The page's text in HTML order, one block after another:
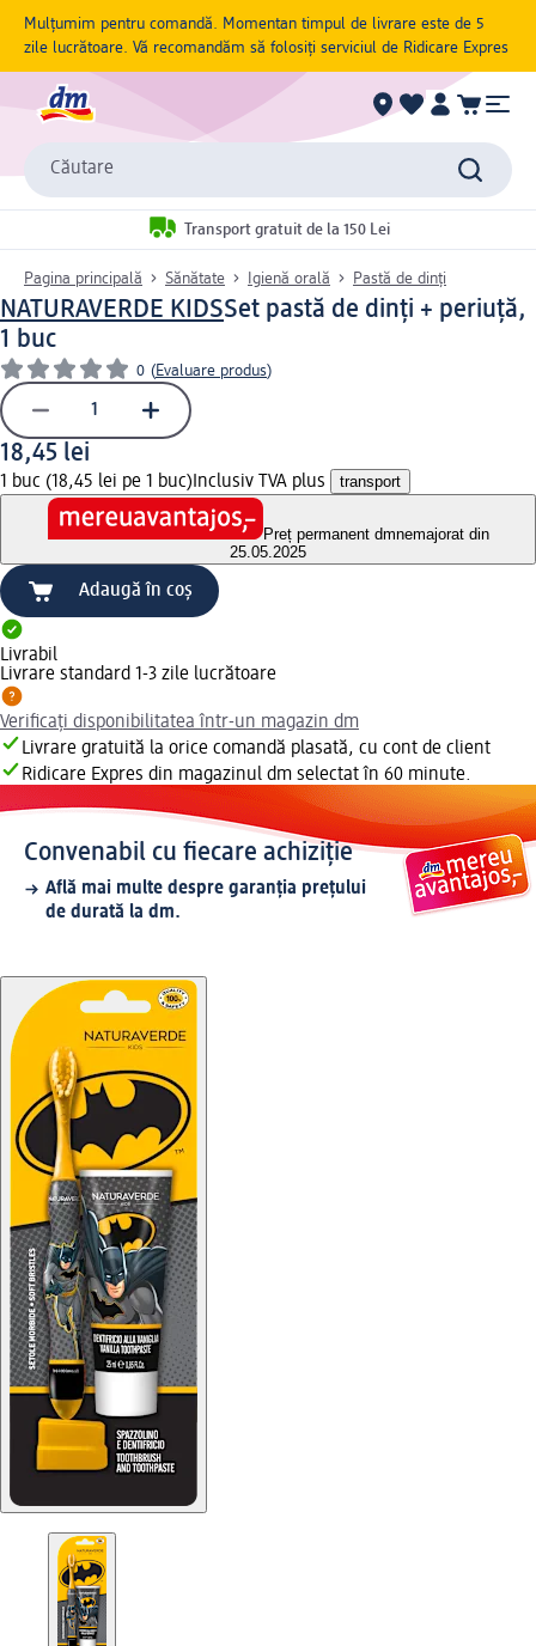
Mulțumim pentru comandă. Momentan timpul de livrare este de 5
zile lucrătoare. Vă recomandăm să folosiți serviciul de Ridicare Expres
Căutare
Transport gratuit de la 150 Lei
Pagina principală Sănătate Igienă orală Pastă de dinți
NATURAVERDE KIDSSet pastă de dinți + periuță,
1 buc
0 (Evaluare produs)
18,45 lei
1 buc (18,45 lei pe 1 buc) Inclusiv TVA plus transport
Preț permanent dmnemajorat din
25.05.2025
Adaugă în coș
Livrabil
Livrare standard 1-3 zile lucrătoare
Verificați disponibilitatea într-un magazin dm
Livrare gratuită la orice comandă plasată, cu cont de client
Ridicare Expres din magazinul dm selectat în 60 minute.
Convenabil cu fiecare achiziție
Află mai multe despre garanția prețului
de durată la dm.